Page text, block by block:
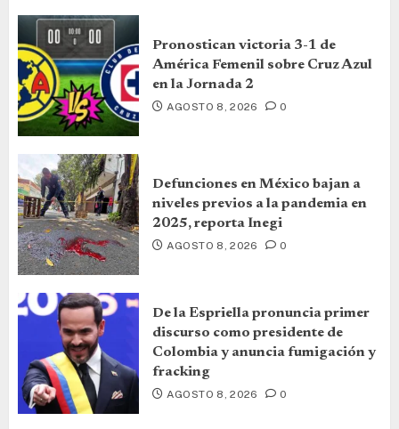
Pronostican victoria 3-1 de
América Femenil sobre Cruz Azul
en la Jornada 2
AGOSTO 8, 2026 0
Defunciones en México bajan a
niveles previos a la pandemia en
2025, reporta Inegi
AGOSTO 8, 2026 0
De la Espriella pronuncia primer
discurso como presidente de
Colombia y anuncia fumigación y
fracking
AGOSTO 8, 2026 0